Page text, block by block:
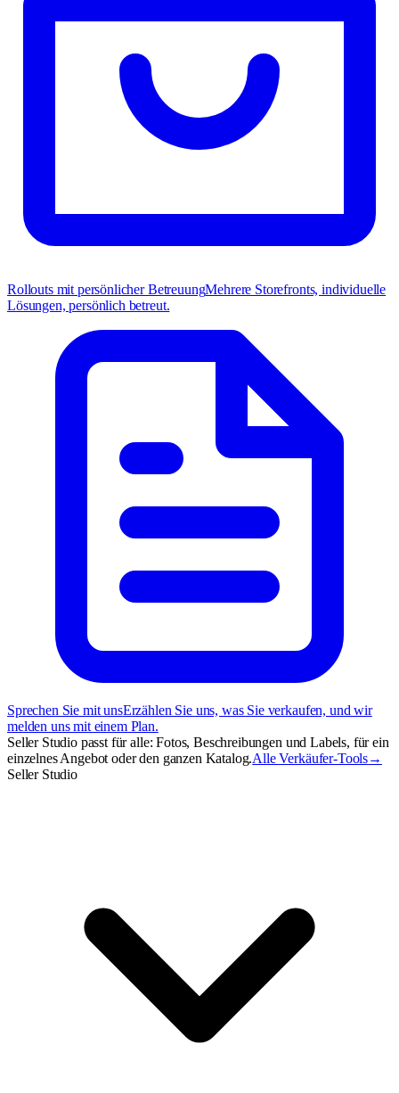
Rollouts mit persönlicher BetreuungMehrere Storefronts, individuelle
Lösungen, persönlich betreut.
Sprechen Sie mit unsErzählen Sie uns, was Sie verkaufen, und wir
melden uns mit einem Plan.
Seller Studio passt für alle: Fotos, Beschreibungen und Labels, für ein
einzelnes Angebot oder den ganzen Katalog.Alle Verkäufer-Tools→
Seller Studio